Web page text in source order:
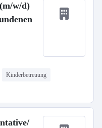
w/d)
Kinderbetreuung